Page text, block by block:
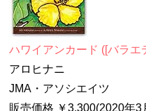
ハワイアンカード ([バラエ
アロヒナニ
JMA・アソシエイツ
販売価格 ￥3,300(2020年